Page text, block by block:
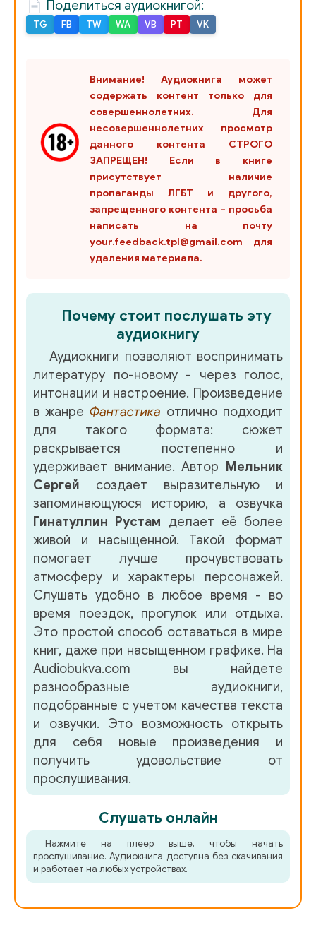
Поделиться аудиокнигой:
TG FB TW WA VB PT VK
Внимание! Аудиокнига может
содержать контент только для
совершеннолетних. Для
несовершеннолетних просмотр
данного контента СТРОГО
ЗАПРЕЩЕН! Если в книге
присутствует наличие
пропаганды ЛГБТ и другого,
запрещенного контента - просьба
написать на почту
your.feedback.tpl@gmail.com для
удаления материала.
Почему стоит послушать эту
аудиокнигу
Аудиокниги позволяют воспринимать
литературу по-новому - через голос,
интонации и настроение. Произведение
в жанре Фантастика отлично подходит
для такого формата: сюжет
раскрывается постепенно и
удерживает внимание. Автор
Мельник
Сергей создает выразительную и
запоминающуюся историю, а озвучка
Гинатуллин Рустам делает её более
живой и насыщенной. Такой формат
помогает лучше прочувствовать
атмосферу и характеры персонажей.
Слушать удобно в любое время - во
время поездок, прогулок или отдыха.
Это простой способ оставаться в мире
книг, даже при насыщенном графике. На
Audiobukva.com вы найдете
разнообразные аудиокниги,
подобранные с учетом качества текста
и озвучки. Это возможность открыть
для себя новые произведения и
получить удовольствие от
прослушивания.
Слушать онлайн
Нажмите на плеер выше, чтобы начать
прослушивание. Аудиокнига доступна без скачивания
и работает на любых устройствах.